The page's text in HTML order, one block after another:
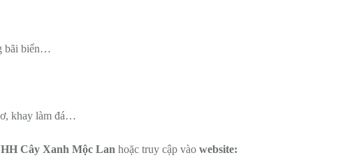
bãi biển…
khay làm đá…
Cây Xanh Mộc Lan hoặc truy cập vào website: